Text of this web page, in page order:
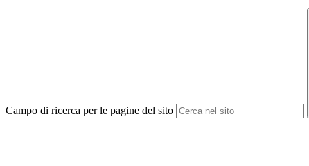
Campo di ricerca per le pagine del sito